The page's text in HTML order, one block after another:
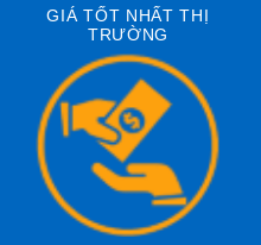
GIÁ TỐT NHẤT THỊ
TRƯỜNG